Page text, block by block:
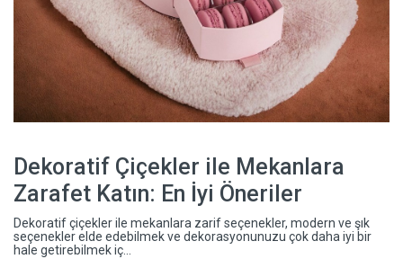
Dekoratif Çiçekler ile Mekanlara
Zarafet Katın: En İyi Öneriler
Dekoratif çiçekler ile mekanlara zarif seçenekler, modern ve şık
seçenekler elde edebilmek ve dekorasyonunuzu çok daha iyi bir
hale getirebilmek iç...